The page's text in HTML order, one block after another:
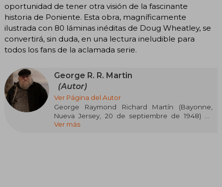
oportunidad de tener otra visión de la fascinante
historia de Poniente. Esta obra, magníficamente
ilustrada con 80 láminas inéditas de Doug Wheatley, se
convertirá, sin duda, en una lectura ineludible para
todos los fans de la aclamada serie.
George R. R. Martin
(Autor)
Ver Página del Autor
George Raymond Richard Martín (Bayonne,
Nueva Jersey, 20 de septiembre de 1948) es
escritor profesional y guionista de literatura
Ver más